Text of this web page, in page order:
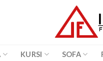
KURSI SOFA